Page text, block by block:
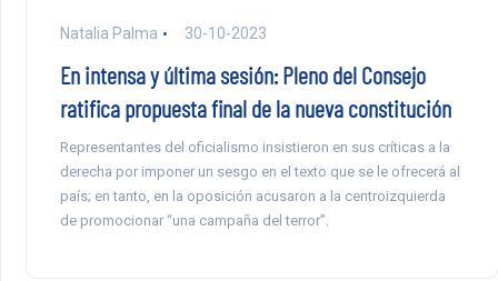
Natalia Palma 30-10-2023
En intensa y última sesión: Pleno del Consejo
ratifica propuesta final de la nueva constitución
Representantes del oficialismo insistieron en sus críticas a la
derecha por imponer un sesgo en el texto que se le ofrecerá al
país; en tanto, en la oposición acusaron a la centroizquierda
de promocionar “una campaña del terror”.